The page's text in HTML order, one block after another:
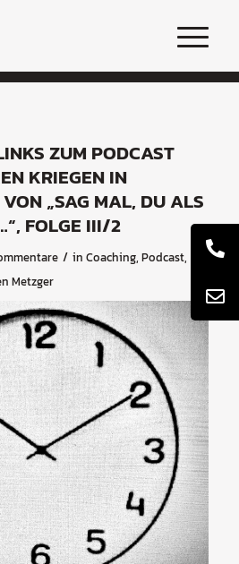
ZUM PODCAST
KRIEGEN IN
„SAG MAL, DU ALS
FOLGE III/2
/ in Coaching, Podcast,
Metzger